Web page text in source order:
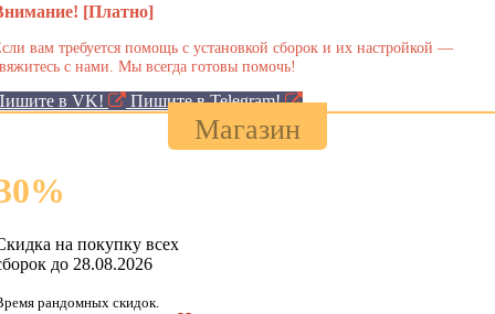
[Платно]
вам требуется помощь с установкой сборок и их настройкой —
с нами. Мы всегда готовы помочь!
в VK! Пишите в Telegram!
Магазин
%
на покупку всех
до 28.08.2026
рандомных скидок.